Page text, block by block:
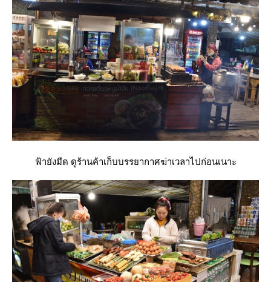
ฟ้ายังมืด ดูร้านค้าเก็บบรรยากาศฆ่าเวลาไปก่อนเนาะ